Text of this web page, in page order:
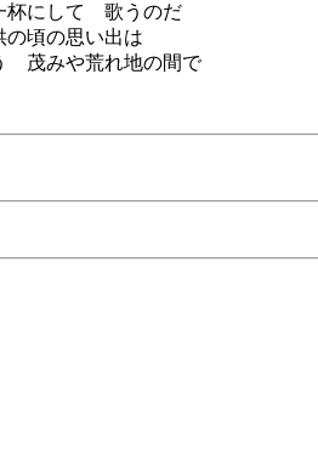
杯にして 歌うのだ
の頃の思い出は
茂みや荒れ地の間で